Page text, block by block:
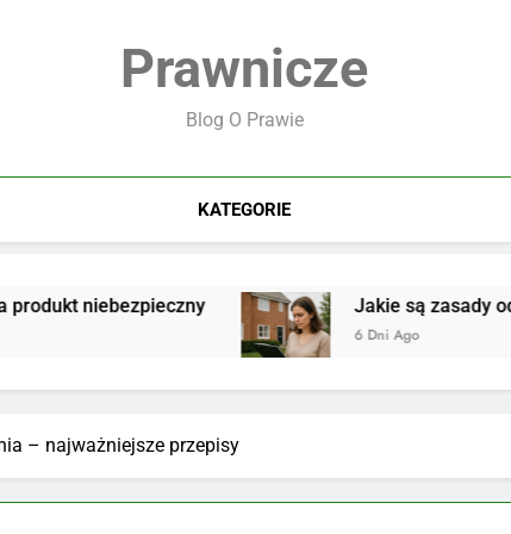
Prawnicze
Blog O Prawie
KATEGORIE
Jakie są zasady
6 Dni Ago
– najważniejsze przepisy